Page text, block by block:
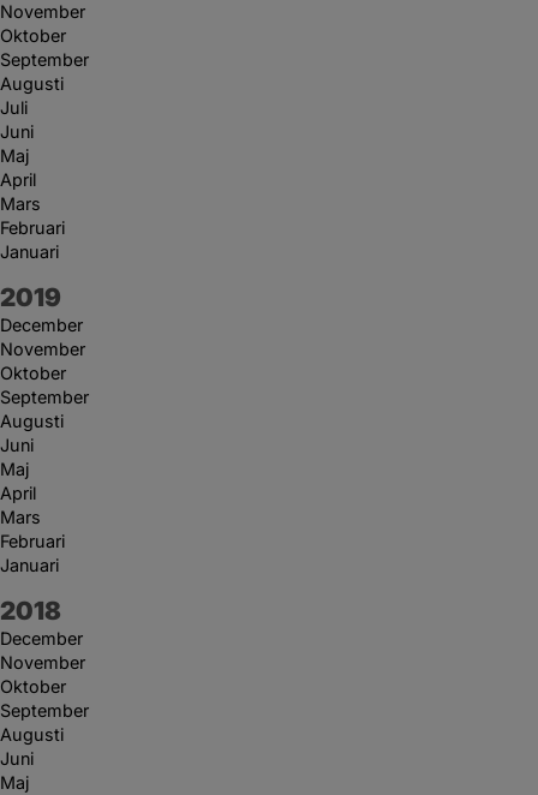
November
Oktober
September
Augusti
Juli
Juni
Maj
April
Mars
Februari
Januari
År:
2019
December
November
Oktober
September
Augusti
Juni
Maj
April
Mars
Februari
Januari
År:
2018
December
November
Oktober
September
Augusti
Juni
Maj